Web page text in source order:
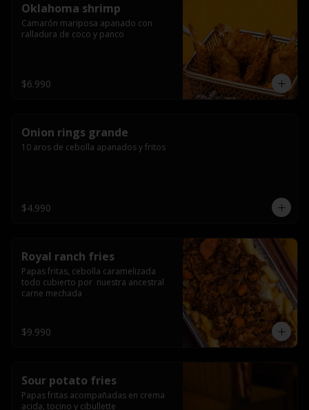
Oklahoma shrimp
Camarón mariposa apanado con
ralladura de coco y panco
$6.990
Onion rings grande
10 aros de cebolla apanados y fritos
$4.990
Royal ranch fries
Papas fritas, cebolla caramelizada
todo cubierto por  nuestra ancestral
carne mechada
$9.990
Sour potato fries
Papas fritas acompañadas en crema
acida, tocino y cibullette